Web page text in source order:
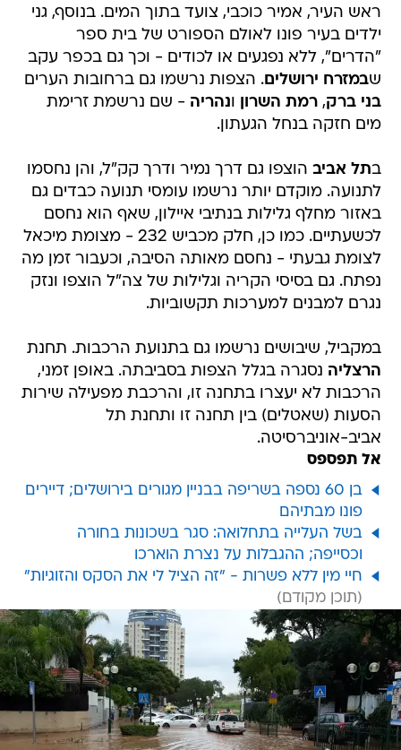
ראש העיר, אמיר כוכבי, צועד בתוך המים. בנוסף, גני
ילדים בעיר פונו לאולם הספורט של בית ספר
"הדרים", ללא נפגעים או לכודים - וכך גם בכפר עקב
שבמזרח ירושלים. הצפות נרשמו גם ברחובות הערים
בני ברק,רמת השרון ונהריה - שם נרשמת זרימת
מים חזקה בנחל הגעתון.
בתל אביב הוצפו גם דרך נמיר ודרך קק"ל, והן נחסמו
לתנועה. מוקדם יותר נרשמו עומסי תנועה כבדים גם
באזור מחלף גלילות בנתיבי איילון, שאף הוא נחסם
לכשעתיים. כמו כן, חלק מכביש 232 - מצומת מיכאל
לצומת גבעתי - נחסם מאותה הסיבה, וכעבור זמן מה
נפתח. גם בסיסי הקריה וגלילות של צה"ל הוצפו ונזק
נגרם למבנים למערכות תקשוביות.
במקביל, שיבושים נרשמו גם בתנועת הרכבות. תחנת
הרצליה נסגרה בגלל הצפות בסביבתה. באופן זמני,
הרכבות לא יעצרו בתחנה זו, והרכבת מפעילה שירות
הסעות (שאטלים) בין תחנה זו ותחנת תל
אביב-אוניברסיטה.
אל תפספס
בן 60 נספה בשריפה בבניין מגורים בירושלים; דיירים
פונו מבתיהם
בשל העלייה בתחלואה: סגר בשכונות בחורה
וכסייפה; ההגבלות על נצרת הוארכו
חיי מין ללא פשרות - "זה הציל לי את הסקס והזוגיות"